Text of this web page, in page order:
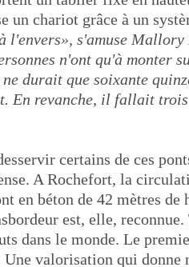
un chariot grâce à un
l'envers», s'amuse
n'ont qu'à monter
durait que soixante
En revanche, il fallait
certains de ces
A Rochefort, la
en béton de 42 mètres
est, elle,
dans le monde. Le
Une valorisation qui